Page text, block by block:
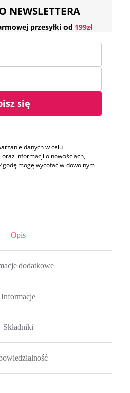
NEWSLETTERA
przesyłki od 199zł
się
danych w celu
informacji o nowościach,
mogę wycofać w dowolnym
Opis
dodatkowe
Informacje
Składniki